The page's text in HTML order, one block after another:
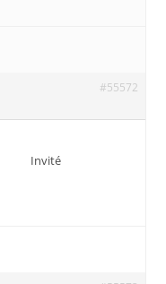
#55572
Invité